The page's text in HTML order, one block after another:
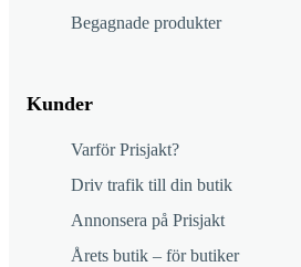
Begagnade produkter
Kunder
Varför Prisjakt?
Driv trafik till din butik
Annonsera på Prisjakt
Årets butik – för butiker